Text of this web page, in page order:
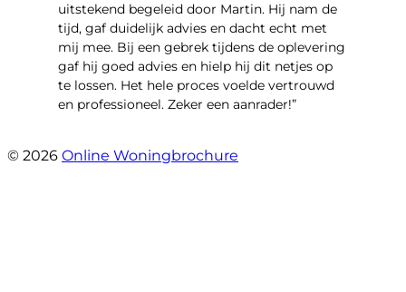
uitstekend begeleid door Martin. Hij nam de
tijd, gaf duidelijk advies en dacht echt met
mij mee. Bij een gebrek tijdens de oplevering
gaf hij goed advies en hielp hij dit netjes op
te lossen. Het hele proces voelde vertrouwd
en professioneel. Zeker een aanrader!”
© 2026 Online Woningbrochure